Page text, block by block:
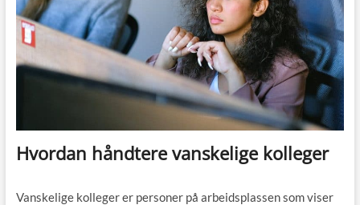
Hvordan håndtere vanskelige kolleger
Vanskelige kolleger er personer på arbeidsplassen som viser